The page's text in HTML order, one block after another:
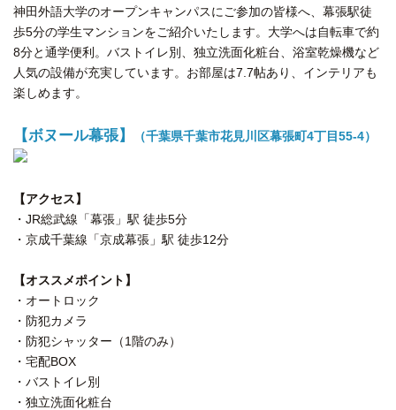
神田外語大学のオープンキャンパスにご参加の皆様へ、幕張駅徒
歩5分の学生マンションをご紹介いたします。大学へは自転車で約
8分と通学便利。バストイレ別、独立洗面化粧台、浴室乾燥機など
人気の設備が充実しています。お部屋は7.7帖あり、インテリアも
楽しめます。
【ボヌール幕張】 （千葉県千葉市花見川区幕張町4丁目55-4）
【アクセス】
・JR総武線「幕張」駅 徒歩5分
・京成千葉線「京成幕張」駅 徒歩12分
【オススメポイント】
・オートロック
・防犯カメラ
・防犯シャッター（1階のみ）
・宅配BOX
・バストイレ別
・独立洗面化粧台